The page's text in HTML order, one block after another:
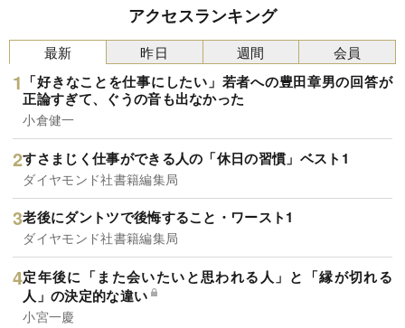
アクセスランキング
最新
「好きなことを仕事にしたい」若者への豊田章男の回答が
正論すぎて、ぐうの音も出なかった
小倉健一
すさまじく仕事ができる人の「休日の習慣」ベスト1
ダイヤモンド社書籍編集局
老後にダントツで後悔すること・ワースト1
ダイヤモンド社書籍編集局
定年後に「また会いたいと思われる人」と「縁が切れる
人」の決定的な違い
小宮一慶
昨日 週間 会員